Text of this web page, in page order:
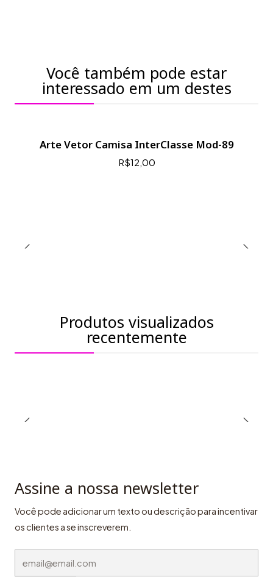
Você também pode estar
interessado em um destes
Arte Vetor Camisa InterClasse Mod-89
R$12,00
Produtos visualizados
recentemente
Assine a nossa newsletter
Você pode adicionar um texto ou descrição para incentivar
os clientes a se inscreverem.